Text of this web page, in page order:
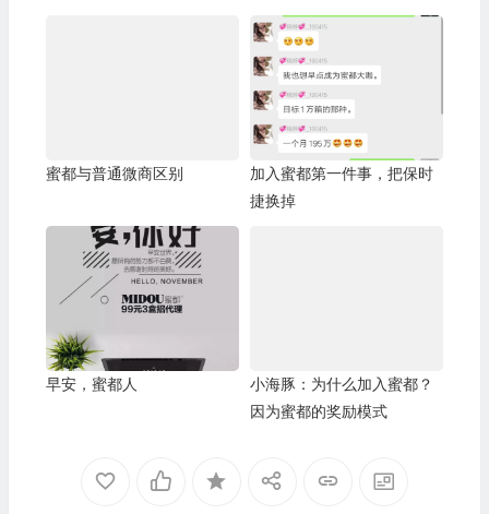
蜜都与普通微商区别
加入蜜都第一件事，把保时
捷换掉
早安，蜜都人
小海豚：为什么加入蜜都？
因为蜜都的奖励模式